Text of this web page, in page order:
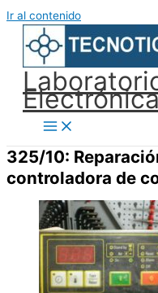
Ir al contenido
325/10:
controladora de